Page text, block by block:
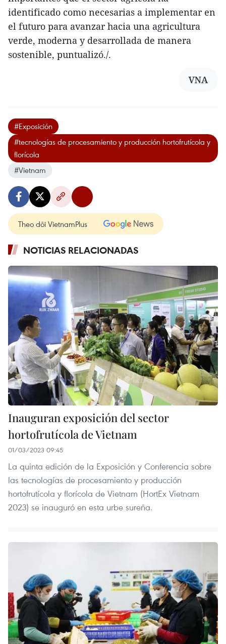
identificado como necesarias a implementar en
el futuro para avanzar hacia una agricultura
verde, moderna y desarrollada de manera
sostenible, puntualizó./.
VNA
#Exposición
#tecnologías de procesamiento y producción hortofrutícola y
florícola
#Vietnam
Theo dõi VietnamPlus
NOTICIAS RELACIONADAS
Inauguran exposición del sector
hortofrutícola de Vietnam
01/03/2023 09:45
La quinta edición de la Exposición y Conferencia sobre
las tecnologías de procesamiento y producción
hortofrutícola y florícola de Vietnam (HortEx Vietnam
2023) se inauguró en esta urbe sureña.